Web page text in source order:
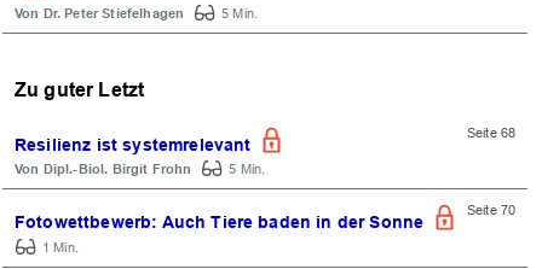
Dr. Peter Stiefelhagen 5 Min.
Zu guter Letzt
Resilienz ist systemrelevant
Seite 68
Dipl.-Biol. Birgit Frohn 5 Min.
Fotowettbewerb: Auch Tiere baden in der Sonne
Seite 70
1 Min.